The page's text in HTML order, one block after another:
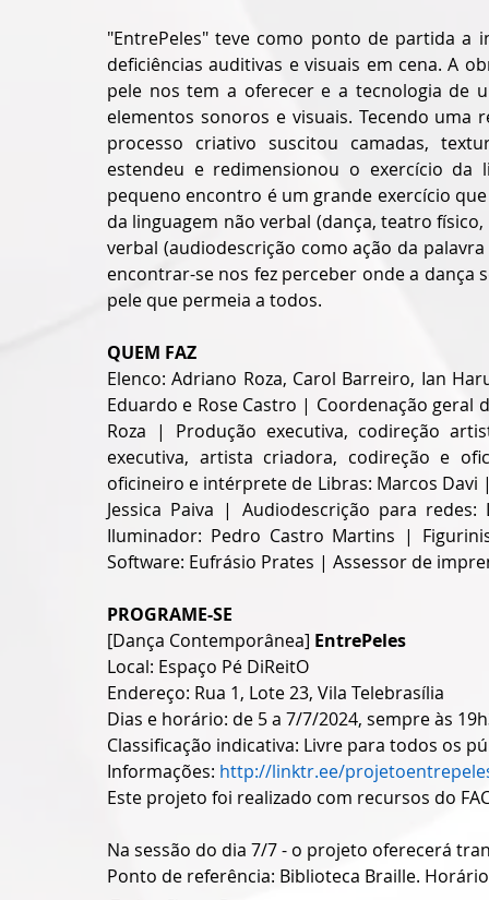
"EntrePeles" teve como ponto de partida a
deficiências auditivas e visuais em cena. A
pele nos tem a oferecer e a tecnologia de
elementos sonoros e visuais. Tecendo
processo criativo suscitou camadas,
estendeu e redimensionou o exercício da
pequeno encontro é um grande exercício
da linguagem não verbal (dança, teatro
verbal (audiodescrição como ação da
encontrar-se nos fez perceber onde a dança
pele que permeia a todos.
QUEM FAZ
Elenco: Adriano Roza, Carol Barreiro, Ian
Eduardo e Rose Castro | Coordenação
Roza | Produção executiva, codireção
executiva, artista criadora, codireção e
oficineiro e intérprete de Libras: Marcos
Jessica Paiva | Audiodescrição para
Iluminador: Pedro Castro Martins |
Software: Eufrásio Prates | Assessor de
PROGRAME-SE
[Dança Contemporânea] EntrePeles
Local: Espaço Pé DiReitO
Endereço: Rua 1, Lote 23, Vila Telebrasília
Dias e horário: de 5 a 7/7/2024, sempre às
Classificação indicativa: Livre para todos os
Informações: http://linktr.ee/
Este projeto foi realizado com recursos do
Na sessão do dia 7/7 - o projeto oferecerá
Ponto de referência: Biblioteca Braille.